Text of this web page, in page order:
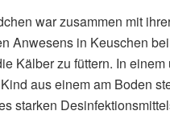
war zusammen mit
Anwesens in Keuschen
Kälber zu füttern. In
aus einem am Boden
starken